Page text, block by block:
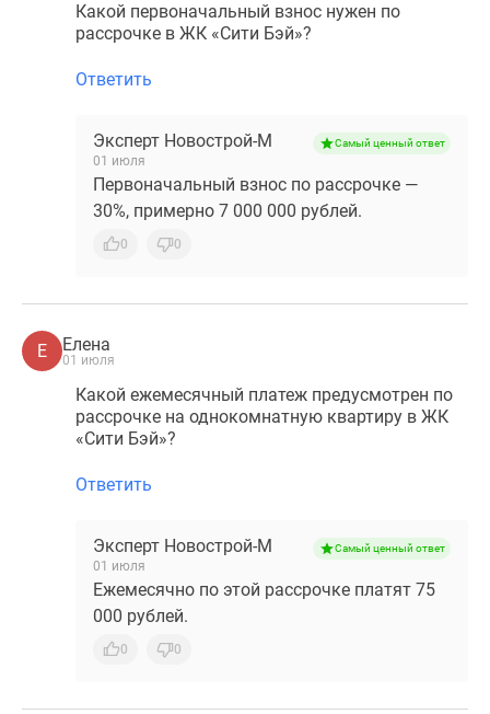
Какой первоначальный взнос нужен по
рассрочке в ЖК «Сити Бэй»?
Ответить
Эксперт Новострой-М
01 июля
Самый ценный ответ
Первоначальный взнос по рассрочке —
30%, примерно 7 000 000 рублей.
0 0
Е Елена
01 июля
Какой ежемесячный платеж предусмотрен по
рассрочке на однокомнатную квартиру в ЖК
«Сити Бэй»?
Ответить
Эксперт Новострой-М
01 июля
Самый ценный ответ
Ежемесячно по этой рассрочке платят 75
000 рублей.
0 0